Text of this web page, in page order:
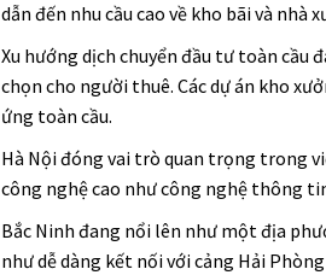
dẫn đến nhu cầu cao về kho bãi và nhà
Xu hướng dịch chuyển đầu tư toàn cầu
chọn cho người thuê. Các dự án kho
ứng toàn cầu.
Hà Nội đóng vai trò quan trọng trong
công nghệ cao như công nghệ thông
Bắc Ninh đang nổi lên như một địa
như dễ dàng kết nối với cảng Hải